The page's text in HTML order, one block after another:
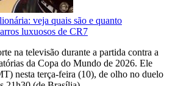
veja quais são e quanto
luxuosos de CR7
na televisão durante a partida contra a
da Copa do Mundo de 2026. Ele
nesta terça-feira (10), de olho no duelo